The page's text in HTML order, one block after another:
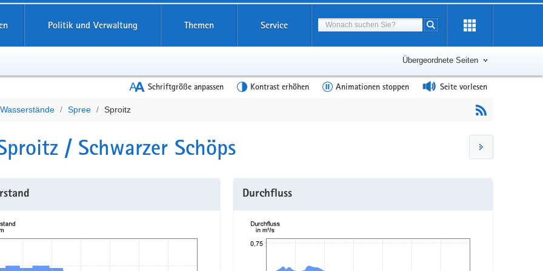
Politik und Verwaltung Themen Service Suchbegriff
Suche starten
Übergeordnete Seiten
Schriftgröße anpassen Kontrast erhöhen Animationen stoppen Seite vorlesen
Spree Sproitz
/ Schwarzer Schöps
Durchfluss